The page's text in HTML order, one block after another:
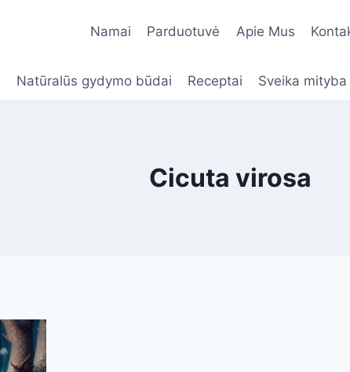
Namai Parduotuvė Apie Mus
Natūralūs gydymo būdai Receptai Sveika mityba
Cicuta virosa